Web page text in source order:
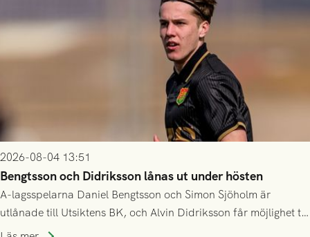
2026-08-04 13:51
Bengtsson och Didriksson lånas ut under hösten
A-lagsspelarna Daniel Bengtsson och Simon Sjöholm är
utlånade till Utsiktens BK, och Alvin Didriksson får möjlighet till
speltid i Hestrafors genom föreningssamarbete.